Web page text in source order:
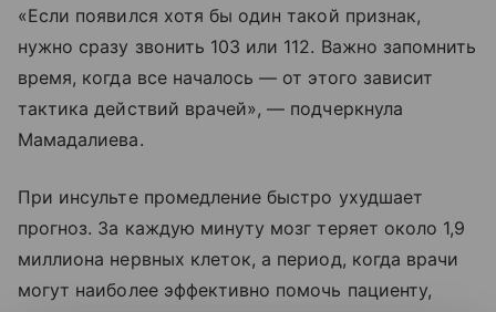
«Если появился хотя бы один такой признак,
нужно сразу звонить 103 или 112. Важно запомнить
время, когда все началось — от этого зависит
тактика действий врачей», — подчеркнула
Мамадалиева.
При инсульте промедление быстро ухудшает
прогноз. За каждую минуту мозг теряет около 1,9
миллиона нервных клеток, а период, когда врачи
могут наиболее эффективно помочь пациенту,